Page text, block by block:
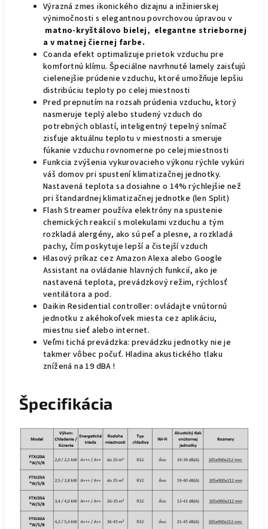
Výrazná zmes ikonického dizajnu a inžinierskej
výnimočnosti s elegantnou povrchovou úpravou v
matno-kryštálovo bielej, elegantne striebornej
a v matnej čiernej farbe.
Coanda efekt optimalizuje prietok vzduchu pre
komfortnú klímu. Špeciálne navrhnuté lamely zaisťujú
cielenejšie prúdenie vzduchu, ktoré umožňuje lepšiu
distribúciu teploty po celej miestnosti
Pred prepnutím na rozsah prúdenia vzduchu, ktorý
nasmeruje teplý alebo studený vzduch do
potrebných oblastí, inteligentný tepelný snímač
zisťuje aktuálnu teplotu v miestnosti a smeruje
fúkanie vzduchu rovnomerne po celej miestnosti
Funkcia zvýšenia vykurovacieho výkonu rýchle vykúri
váš domov pri spustení klimatizačnej jednotky.
Nastavená teplota sa dosiahne o 14% rýchlejšie než
pri štandardnej klimatizačnej jednotke (len Split)
Flash Streamer používa elektróny na spustenie
chemických reakcií s molekulami vzduchu a tým
rozkladá alergény, ako sú peľ a plesne, a rozkladá
pachy, čím poskytuje lepší a čistejší vzduch
Hlasový príkaz cez Amazon Alexa alebo Google
Assistant na ovládanie hlavných funkcií, ako je
nastavená teplota, prevádzkový režim, rýchlosť
ventilátora a pod.
Daikin Residential controller: ovládajte vnútornú
jednotku z akéhokoľvek miesta cez aplikáciu,
miestnu sieť alebo internet.
Veľmi tichá prevádzka: prevádzku jednotky nie je
takmer vôbec počuť. Hladina akustického tlaku
znížená na 19 dBA !
Špecifikácia